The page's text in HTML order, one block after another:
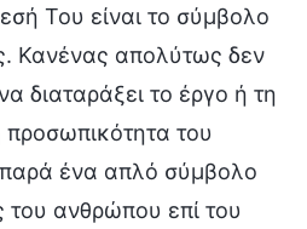
Του είναι το σύμβολο
Κανένας απολύτως δεν
διαταράξει το έργο ή τη
του
ένα απλό σύμβολο
του ανθρώπου επί του